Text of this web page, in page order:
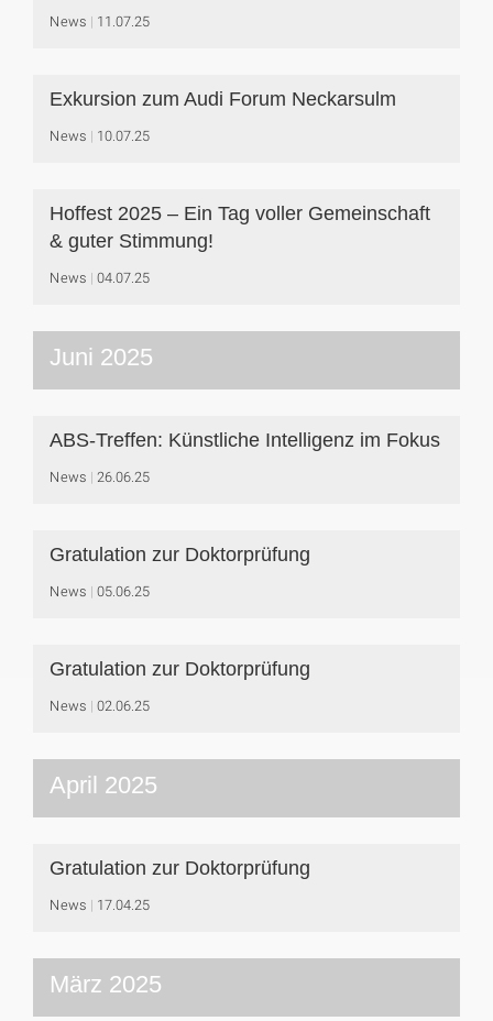
News 11.07.25
Exkursion zum Audi Forum Neckarsulm
News 10.07.25
Hoffest 2025 – Ein Tag voller Gemeinschaft
& guter Stimmung!
News 04.07.25
Juni 2025
ABS-Treffen: Künstliche Intelligenz im Fokus
News 26.06.25
Gratulation zur Doktorprüfung
News 05.06.25
Gratulation zur Doktorprüfung
News 02.06.25
April 2025
Gratulation zur Doktorprüfung
News 17.04.25
März 2025